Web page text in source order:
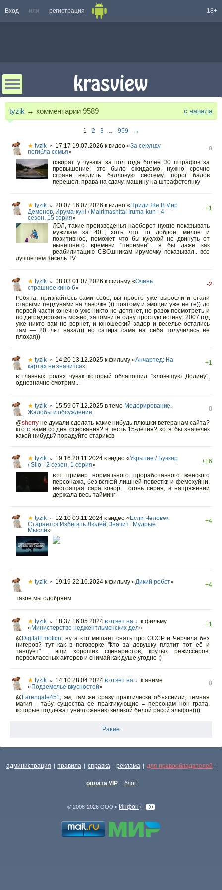
Вход или регистрация 18+
tyzik → комментарии 9589 с начала
1 2 3 ... 959 →
★ tyzik ○ 17:17 19.07.2026 к видео «За секунду
погибла семья»
0
говорят у чувака за пол года более 30 штрафов за
превышение, это было ожидаемо, нужно срочно
стране вводить балловую систему, порог балов
перешел, права на сдачу, машину на штрафстоянку
★ tyzik ○ 20:07 16.07.2026 к видео « Приди Же В Мир
Демонов, Ирума-кун! / Mairimashita! Iruma-kun - 4
сезон, 15 серия»
+1
ЛОЛ, такие произведенья наоборот нужно показывать
мужикам за 40+, хоть что то доброе, милое и
позитивное, поможет что бы кукухой не двинуть от
нынешнего времени "перемен".. я бы даже как
реабилитацию СВОшникам ирумочку показывал.. все
лучше чем Кисель TV
★ tyzik ○ 08:03 01.07.2026 к фильму «Очень
страшное кино 6»
-2
Ребята, признайтесь сами себе, вы просто уже выросли и стали
старыми пердунами на лавочке ))) поэтому и эмоции уже не те)) до
первой части конечно уже никто не дотянет, но разок посмотреть и
по деградировать можно, запомните одну простую истину: 2007 год
уже никто вам не вернет, и юношеский задор и веселье остались
там — 20 лет назад)) но сатира сама на себя получилась не
плохая))
★ tyzik ○ 14:20 13.12.2025 к фильму «Анчартед: На
картах не значится»
+1
в главных ролях чувак который облапошил "зловещую Долину",
однозначно смотрим...
★ tyzik ○ 15:59 07.12.2025 в теме Модерирование.
Жалобы и обсуждение.
0
@shorry не думали сделать какие нибудь плюшки ветеранам сайта?
кто с вами со дня основания? в честь 15-летия? хотя бы значечек
какой нибудь? порадуйте стариков
★ tyzik ○ 19:16 20.11.2024 к видео «Укрытие / Бункер
/ Silo - 2 сезон, 1 серия»
+16
вот пример нормального проработанного женского
персонажа, без всякой лишней повестки и фемохуйни,
настоящая сара конор... огонь серия, в напряжении
держала весь тайминг
★ tyzik ○ 12:10 03.11.2024 к видео « Если Человек
Старается Избегать Людей, Значит.. Мудрые
Мысли»
+4
★ tyzik ○ 19:19 22.10.2024 к фильму «Дикий робот»
+4
такое мы одобряем
★ tyzik ○ 18:37 16.05.2024 в ответ на ↓ к фильму
« Министерство неджентльменских дел»
+1
@DigitalEmotion, ну а кто мешает снять про СССР и Черчеля без
нигеров? тут как в поговорке "Кто за девушку платит тот её и
танцует" , ищи хороших сценаристов, крутых режиссёров,
первоклассных актеров и снимай как душе угодно :)
★ tyzik ○ 14:10 28.04.2024 в ответ на ↓ к аниме
« Подземелье вкусностей»
0
@Farengate451, эм, там же сразу практически объяснили, темная
магия - табу, существа ее практикующие = персонам нон грата,
которые подлежат уничтожению великой белой расой эльфов))))
Ранее
администрация | правила | справка | реклама | для правообладателей |
оплата VIP | блог
© 2008-2026 ООО « Инфон »